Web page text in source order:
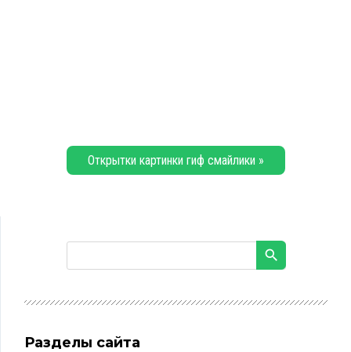
Открытки картинки гиф смайлики »
Разделы сайта